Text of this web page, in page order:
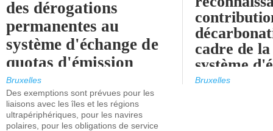
des dérogations
permanentes au
système d'échange de
quotas d'émission
maritimes de l'UE
après 2030.
Bruxelles
Des exemptions sont prévues pour les
liaisons avec les îles et les régions
ultrapériphériques, pour les navires
polaires, pour les obligations de service
cadre de
système
quotas
Bruxelles